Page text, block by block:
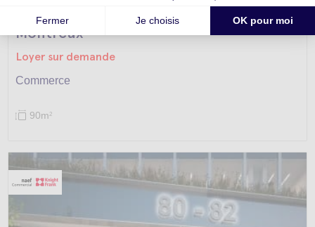
Arcade -
Montreux
Loyer sur demande
Commerce
90m2